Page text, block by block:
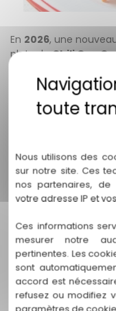
En 2026, une
plats : leChili Con
Une recette
Viande de bœuf
Oignon et ailpour
Tomates
Piment,origanet
relever le tout
Accompagné de
Ce plat complet et
déjeuner généreuse
Nous utilisons des
sur notre site. Ces
nos partenaires,
votre adresse IP et
Ces informations
mesurer notre
pertinentes. Les
sont
accord est
refusez ou modifiez